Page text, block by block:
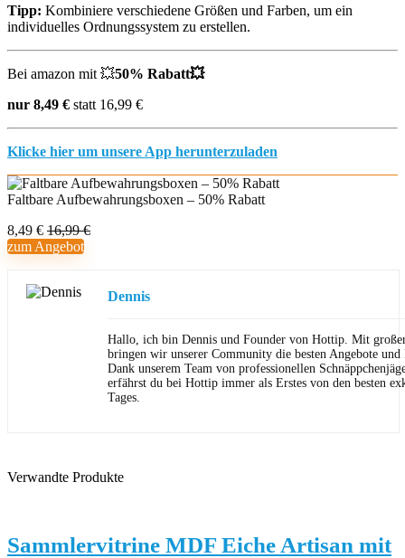
Tipp: Kombiniere verschiedene Größen und Farben, um ein
individuelles Ordnungssystem zu erstellen.
Bei amazon mit 💥50% Rabatt💥
nur 8,49 € statt 16,99 €
Klicke hier um unsere App herunterzuladen
Faltbare Aufbewahrungsboxen – 50% Rabatt
8,49 € 16,99 €
zum Angebot
Dennis
Hallo, ich bin Dennis und Founder von Hottip. Mit
bringen wir unserer Community die besten Angebote und
Dank unserem Team von professionellen
erfährst du bei Hottip immer als Erstes von den besten
Tages.
Verwandte Produkte
Sammlervitrine MDF Eiche Artisan mit